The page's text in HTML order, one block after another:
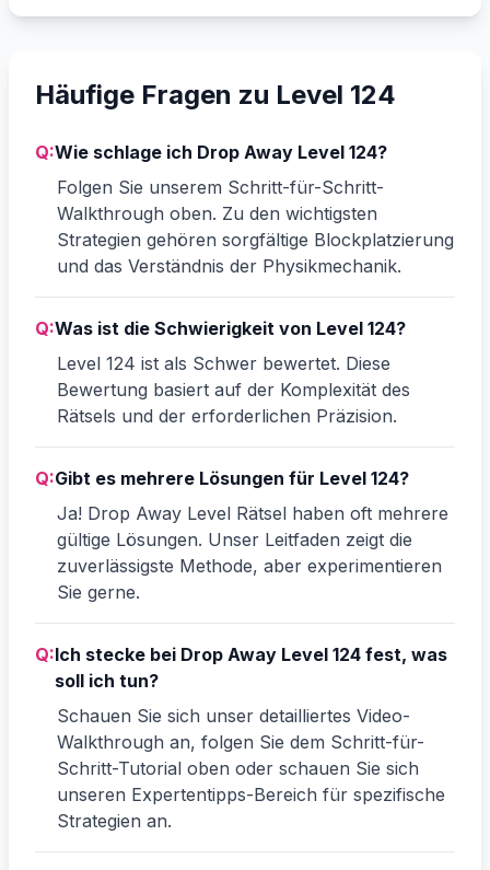
Häufige Fragen zu Level 124
Q:Wie schlage ich Drop Away Level 124?
Folgen Sie unserem Schritt-für-Schritt-
Walkthrough oben. Zu den wichtigsten
Strategien gehören sorgfältige Blockplatzierung
und das Verständnis der Physikmechanik.
Q:Was ist die Schwierigkeit von Level 124?
Level 124 ist als Schwer bewertet. Diese
Bewertung basiert auf der Komplexität des
Rätsels und der erforderlichen Präzision.
Q:Gibt es mehrere Lösungen für Level 124?
Ja! Drop Away Level Rätsel haben oft mehrere
gültige Lösungen. Unser Leitfaden zeigt die
zuverlässigste Methode, aber experimentieren
Sie gerne.
Q:Ich stecke bei Drop Away Level 124 fest, was
soll ich tun?
Schauen Sie sich unser detailliertes Video-
Walkthrough an, folgen Sie dem Schritt-für-
Schritt-Tutorial oben oder schauen Sie sich
unseren Expertentipps-Bereich für spezifische
Strategien an.